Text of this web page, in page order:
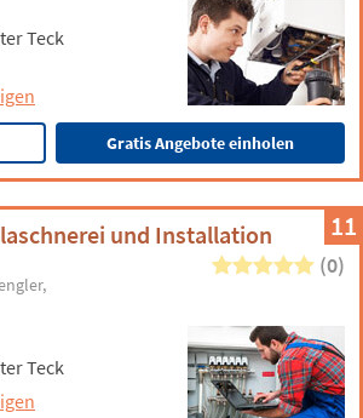
Teck
Gratis Angebote einholen
11
und Installation
(0)
Teck